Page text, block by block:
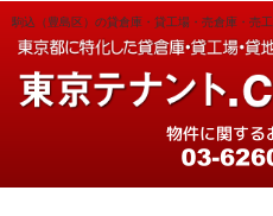
駒込（豊島区）の貸倉庫・貸工場・売倉庫・売